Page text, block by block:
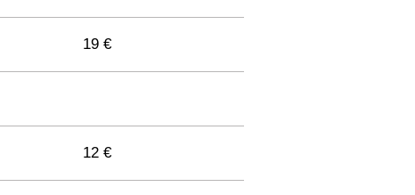
10 €
19 €
12 €